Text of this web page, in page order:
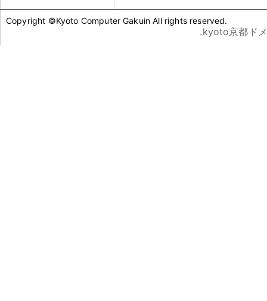
Copyright ©Kyoto Computer Gakuin All rights reserved.
.kyoto京都ド